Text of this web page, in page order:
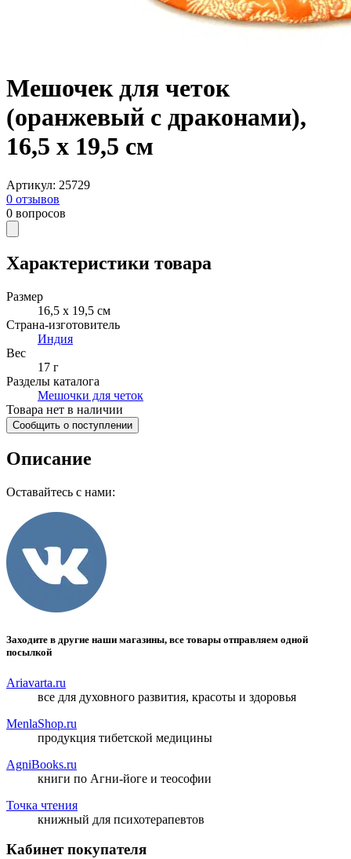
Мешочек для четок
(оранжевый с драконами),
16,5 x 19,5 см
Артикул: 25729
0 отзывов
0 вопросов
Характеристики товара
Размер
16,5 x 19,5 см
Страна-изготовитель
Индия
Вес
17 г
Разделы каталога
Мешочки для четок
Товара нет в наличии
Сообщить о поступлении
Описание
Оставайтесь с нами:
Заходите в другие наши магазины, все товары отправляем одной
посылкой
Ariavarta.ru
все для духовного развития, красоты и здоровья
MenlaShop.ru
продукция тибетской медицины
AgniBooks.ru
книги по Агни-йоге и теософии
Точка чтения
книжный для психотерапевтов
Кабинет покупателя